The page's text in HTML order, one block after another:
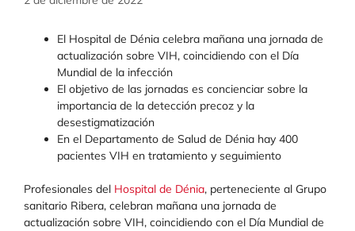
El Hospital de Dénia celebra mañana una jornada de
actualización sobre VIH, coincidiendo con el Día
Mundial de la infección
El objetivo de las jornadas es concienciar sobre la
importancia de la detección precoz y la
desestigmatización
En el Departamento de Salud de Dénia hay 400
pacientes VIH en tratamiento y seguimiento
Profesionales del Hospital de Dénia, perteneciente al Grupo
sanitario Ribera, celebran mañana una jornada de
actualización sobre VIH, coincidiendo con el Día Mundial de